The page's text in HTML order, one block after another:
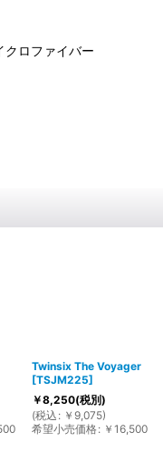
クロファイバー
Twinsix The Voyager
[TSJM225]
￥8,250(税別)
(税込 : ￥ 9,075)
希望小売価格: ￥ 16,500